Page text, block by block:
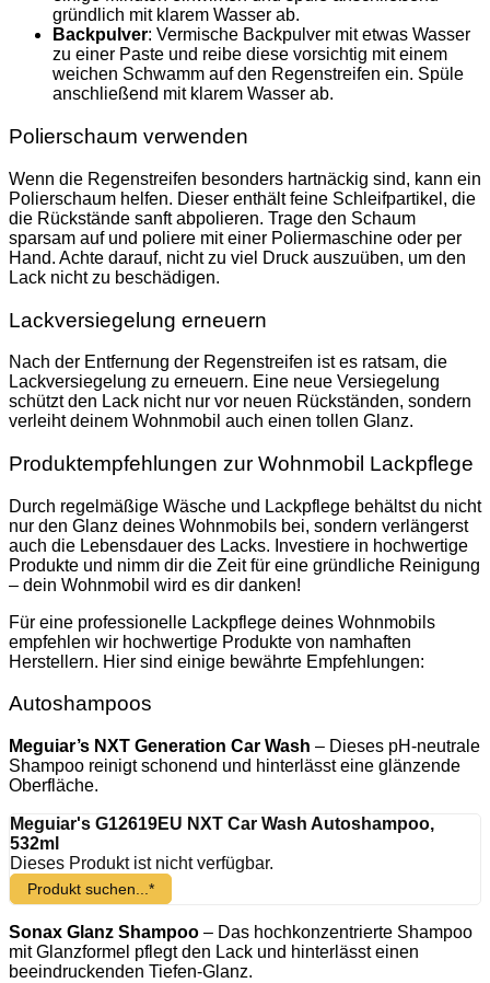
gründlich mit klarem Wasser ab.
Backpulver: Vermische Backpulver mit etwas Wasser
zu einer Paste und reibe diese vorsichtig mit einem
weichen Schwamm auf den Regenstreifen ein. Spüle
anschließend mit klarem Wasser ab.
Polierschaum verwenden
Wenn die Regenstreifen besonders hartnäckig sind, kann ein
Polierschaum helfen. Dieser enthält feine Schleifpartikel, die
die Rückstände sanft abpolieren. Trage den Schaum
sparsam auf und poliere mit einer Poliermaschine oder per
Hand. Achte darauf, nicht zu viel Druck auszuüben, um den
Lack nicht zu beschädigen.
Lackversiegelung erneuern
Nach der Entfernung der Regenstreifen ist es ratsam, die
Lackversiegelung zu erneuern. Eine neue Versiegelung
schützt den Lack nicht nur vor neuen Rückständen, sondern
verleiht deinem Wohnmobil auch einen tollen Glanz.
Produktempfehlungen zur Wohnmobil Lackpflege
Durch regelmäßige Wäsche und Lackpflege behältst du nicht
nur den Glanz deines Wohnmobils bei, sondern verlängerst
auch die Lebensdauer des Lacks. Investiere in hochwertige
Produkte und nimm dir die Zeit für eine gründliche Reinigung
– dein Wohnmobil wird es dir danken!
Für eine professionelle Lackpflege deines Wohnmobils
empfehlen wir hochwertige Produkte von namhaften
Herstellern. Hier sind einige bewährte Empfehlungen:
Autoshampoos
Meguiar’s NXT Generation Car Wash – Dieses pH-neutrale
Shampoo reinigt schonend und hinterlässt eine glänzende
Oberfläche.
Meguiar's G12619EU NXT Car Wash Autoshampoo,
532ml
Dieses Produkt ist nicht verfügbar.
Produkt suchen...*
Sonax Glanz Shampoo – Das hochkonzentrierte Shampoo
mit Glanzformel pflegt den Lack und hinterlässt einen
beeindruckenden Tiefen-Glanz.